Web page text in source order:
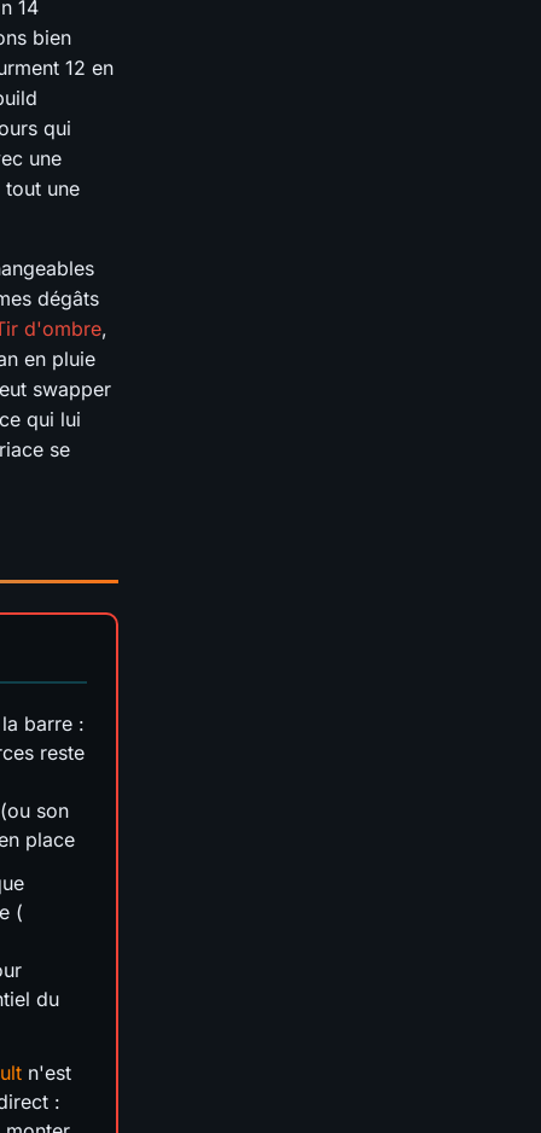
14
bien
12 en
qui
une
une
dégâts
d'ombre,
en pluie
swapper
qui lui
se
barre :
reste
son
place
(
du
n'est
: